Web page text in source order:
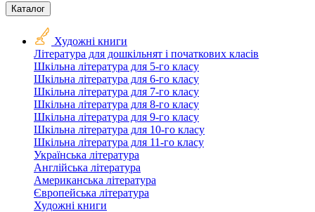
Каталог
Художні книги
Література для дошкільнят і початкових класів
Шкільна література для 5-го класу
Шкільна література для 6-го класу
Шкільна література для 7-го класу
Шкільна література для 8-го класу
Шкільна література для 9-го класу
Шкільна література для 10-го класу
Шкільна література для 11-го класу
Українська література
Англійська література
Американська література
Європейська література
Художні книги